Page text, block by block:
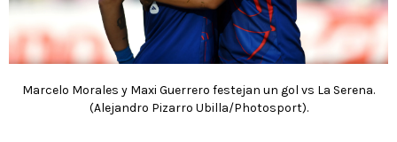
Marcelo Morales y Maxi Guerrero festejan un gol vs La Serena.
(Alejandro Pizarro Ubilla/Photosport).